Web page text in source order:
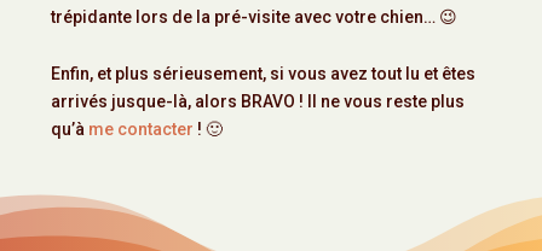
trépidante lors de la pré-visite avec votre chien… 😉
Enfin, et plus sérieusement, si vous avez tout lu et êtes
arrivés jusque-là, alors BRAVO ! Il ne vous reste plus
qu’à me contacter ! 🙂